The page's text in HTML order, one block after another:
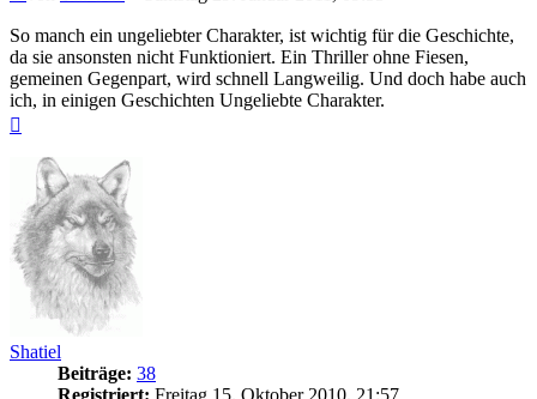
So manch ein ungeliebter Charakter, ist wichtig für die Geschichte,
da sie ansonsten nicht Funktioniert. Ein Thriller ohne Fiesen,
gemeinen Gegenpart, wird schnell Langweilig. Und doch habe auch
ich, in einigen Geschichten Ungeliebte Charakter.
Shatiel
Beiträge: 38
Registriert: Freitag 15. Oktober 2010, 21:57